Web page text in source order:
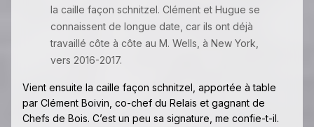
la caille façon schnitzel. Clément et Hugue se
connaissent de longue date, car ils ont déjà
travaillé côte à côte au M. Wells, à New York,
vers 2016-2017.
Vient ensuite la caille façon schnitzel, apportée à table
par Clément Boivin, co-chef du Relais et gagnant de
Chefs de Bois. C’est un peu sa signature, me confie-t-il.